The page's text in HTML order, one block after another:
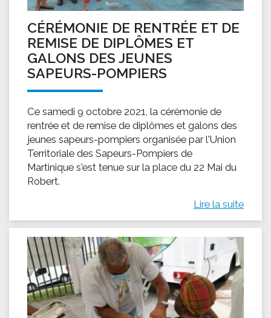
CÉRÉMONIE DE RENTRÉE ET DE
REMISE DE DIPLÔMES ET
GALONS DES JEUNES
SAPEURS-POMPIERS
Ce samedi 9 octobre 2021, la cérémonie de
rentrée et de remise de diplômes et galons des
jeunes sapeurs-pompiers organisée par l'Union
Territoriale des Sapeurs-Pompiers de
Martinique s'est tenue sur la place du 22 Mai du
Robert.
Lire la suite